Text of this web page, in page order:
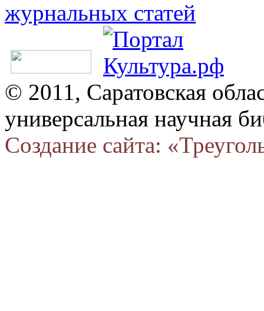
© 2011, Саратовская
универсальная научная
Создание сайта: